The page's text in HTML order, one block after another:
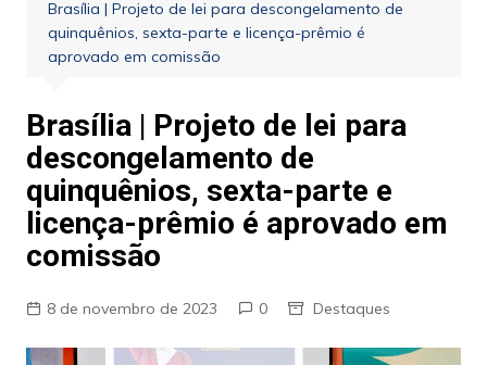
Brasília | Projeto de lei para descongelamento de
quinquênios, sexta-parte e licença-prêmio é
aprovado em comissão
Brasília | Projeto de lei para
descongelamento de
quinquênios, sexta-parte e
licença-prêmio é aprovado em
comissão
8 de novembro de 2023 0 Destaques